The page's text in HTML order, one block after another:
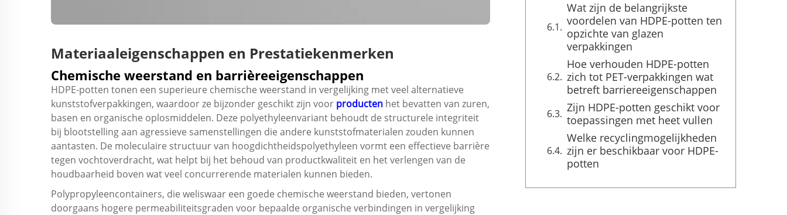
Materiaaleigenschappen en Prestatiekenmerken
Chemische weerstand en barrièreeigenschappen
HDPE-potten tonen een superieure chemische weerstand in vergelijking met veel alternatieve
kunststofverpakkingen, waardoor ze bijzonder geschikt zijn voor producten het bevatten van zuren,
basen en organische oplosmiddelen. Deze polyethyleenvariant behoudt de structurele integriteit
bij blootstelling aan agressieve samenstellingen die andere kunststofmaterialen zouden kunnen
aantasten. De moleculaire structuur van hoogdichtheidspolyethyleen vormt een effectieve barrière
tegen vochtoverdracht, wat helpt bij het behoud van productkwaliteit en het verlengen van de
houdbaarheid boven wat veel concurrerende materialen kunnen bieden.
Polypropyleencontainers, die weliswaar een goede chemische weerstand bieden, vertonen
doorgaans hogere permeabiliteitsgraden voor bepaalde organische verbindingen in vergelijking
Wat zijn de belangrijkste
voordelen van HDPE-potten ten
opzichte van glazen
verpakkingen
Hoe verhouden HDPE-potten
zich tot PET-verpakkingen wat
betreft barriereeigenschappen
Zijn HDPE-potten geschikt voor
toepassingen met heet vullen
Welke recyclingmogelijkheden
zijn er beschikbaar voor HDPE-
potten